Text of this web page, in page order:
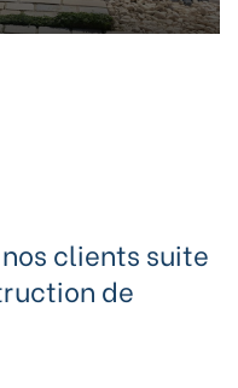
clients suite
de